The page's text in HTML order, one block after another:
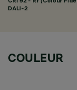
DALI-2
COULEUR